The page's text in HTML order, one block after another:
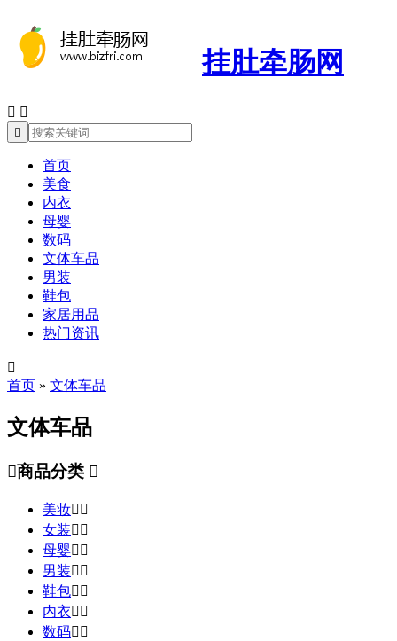
挂肚牵肠网
 

首页
美食
内衣
母婴
数码
文体车品
男装
鞋包
家居用品
热门资讯

首页 » 文体车品
文体车品
商品分类 
美妆 
女装 
母婴 
男装 
鞋包 
内衣 
数码 